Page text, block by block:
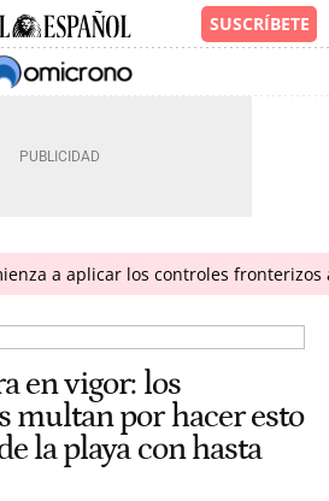
a aplicar los controles
en vigor: los
multan por hacer esto
la playa con hasta